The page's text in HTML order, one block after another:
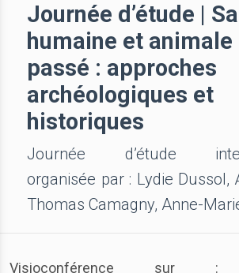
Journée d’étude |
humaine et animale
passé : approches
archéologiques et
historiques
Journée d’étude
organisée par : Lydie Dussol,
Thomas Camagny, Anne-
Visioconférence